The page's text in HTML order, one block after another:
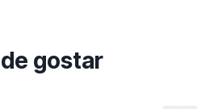
gostar